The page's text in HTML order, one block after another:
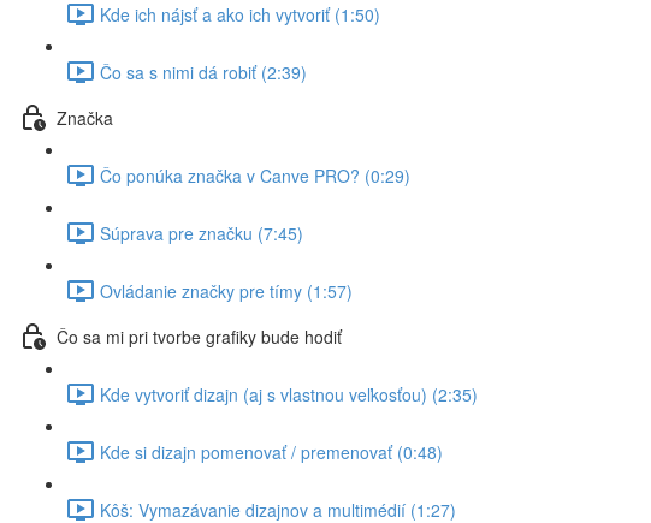
Kde ich nájsť a ako ich vytvoriť (1:50)
Čo sa s nimi dá robiť (2:39)
Značka
Čo ponúka značka v Canve PRO? (0:29)
Súprava pre značku (7:45)
Ovládanie značky pre tímy (1:57)
Čo sa mi pri tvorbe grafiky bude hodiť
Kde vytvoriť dizajn (aj s vlastnou veľkosťou) (2:35)
Kde si dizajn pomenovať / premenovať (0:48)
Kôš: Vymazávanie dizajnov a multimédií (1:27)